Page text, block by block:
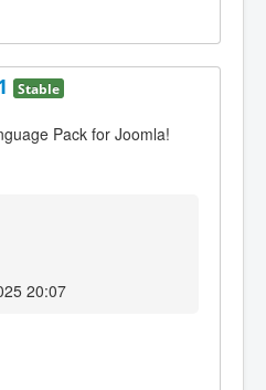
Stable
Pack for Joomla!
20:07